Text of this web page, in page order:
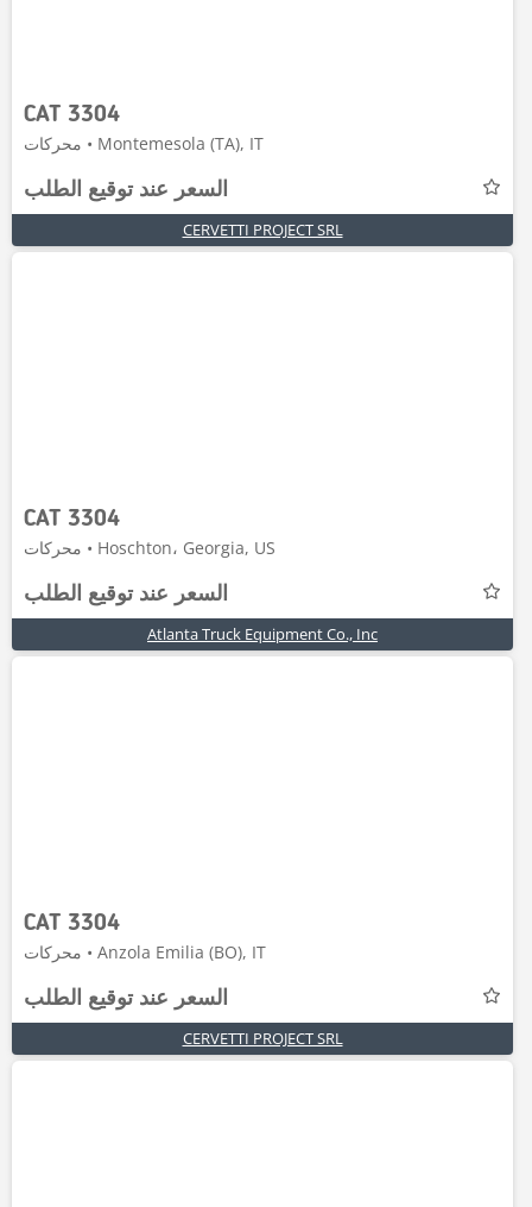
CAT 3304
محركات • Montemesola (TA), IT
السعر عند توقيع الطلب
CERVETTI PROJECT SRL
CAT 3304
محركات • Hoschton، Georgia, US
السعر عند توقيع الطلب
Atlanta Truck Equipment Co., Inc
CAT 3304
محركات • Anzola Emilia (BO), IT
السعر عند توقيع الطلب
CERVETTI PROJECT SRL